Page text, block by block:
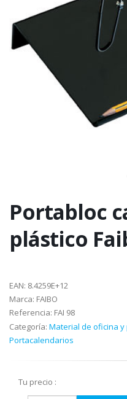
Portabloc
plástico
EAN: 8.4259E+12
Marca: FAIBO
Referencia: FAI 98
Categoría: Material de oficina
Portacalendarios
Tu precio :